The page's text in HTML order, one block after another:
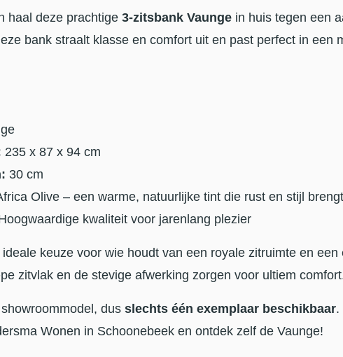
haal deze prachtige 3-zitsbank Vaunge in huis tegen een
bank straalt klasse en comfort uit en past perfect in een
235 x 87 x 94 cm
30 cm
Olive – een warme, natuurlijke tint die rust en stijl brengt
kwaliteit voor jarenlang plezier
keuze voor wie houdt van een royale zitruimte en een
zitvlak en de stevige afwerking zorgen voor ultiem
dus slechts één exemplaar beschikbaar.
Wonen in Schoonebeek en ontdek zelf de Vaunge!